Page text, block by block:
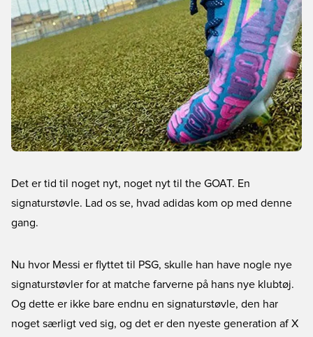
Det er tid til noget nyt, noget nyt til the GOAT. En
signaturstøvle. Lad os se, hvad adidas kom op med denne
gang.
Nu hvor Messi er flyttet til PSG, skulle han have nogle nye
signaturstøvler for at matche farverne på hans nye klubtøj.
Og dette er ikke bare endnu en signaturstøvle, den har
noget særligt ved sig, og det er den nyeste generation af X